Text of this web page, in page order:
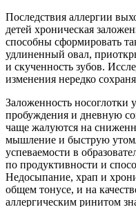
Последствия аллергии
детей хроническая
способны сформировать
удлиненный овал,
и скученность зубов.
изменения нередко
Заложенность носоглотки
пробуждения и дневную
чаще жалуются на
мышление и быструю
успеваемости в
по продуктивности и
Недосыпание, храп и
общем тонусе, и на
аллергическим ринитом